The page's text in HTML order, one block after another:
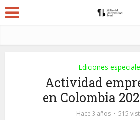
Ediciones
Actividad
en Colombia
Hace 3 años 515